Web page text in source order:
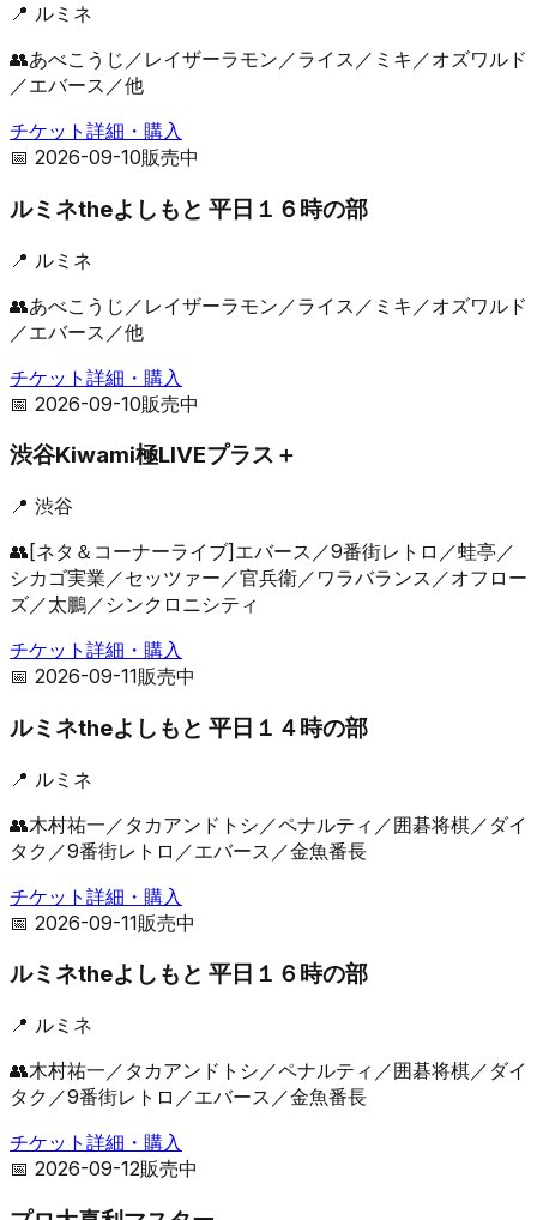
📍 ルミネ
👥あべこうじ／レイザーラモン／ライス／ミキ／オズワルド
／エバース／他
チケット詳細・購入
📅 2026-09-10販売中
ルミネtheよしもと 平日１６時の部
📍 ルミネ
👥あべこうじ／レイザーラモン／ライス／ミキ／オズワルド
／エバース／他
チケット詳細・購入
📅 2026-09-10販売中
渋谷Kiwami極LIVEプラス＋
📍 渋谷
👥 [ネタ＆コーナーライブ]エバース／9番街レトロ／蛙亭／
シカゴ実業／セッツァー／官兵衛／ワラバランス／オフロー
ズ／太鵬／シンクロニシティ
チケット詳細・購入
📅 2026-09-11販売中
ルミネtheよしもと 平日１４時の部
📍 ルミネ
👥木村祐一／タカアンドトシ／ペナルティ／囲碁将棋／ダイ
タク／9番街レトロ／エバース／金魚番長
チケット詳細・購入
📅 2026-09-11販売中
ルミネtheよしもと 平日１６時の部
📍 ルミネ
👥木村祐一／タカアンドトシ／ペナルティ／囲碁将棋／ダイ
タク／9番街レトロ／エバース／金魚番長
チケット詳細・購入
📅 2026-09-12販売中